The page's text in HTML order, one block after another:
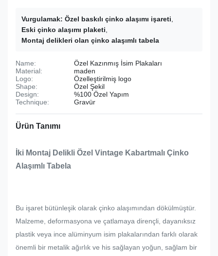
Vurgulamak: Özel baskılı çinko alaşımı işareti
Eski çinko alaşımı plaketi
Montaj delikleri olan çinko alaşımlı tabela
Name:
Özel Kazınmış İsim Plakaları
Material:
maden
Logo:
Özelleştirilmiş logo
Shape:
Özel Şekil
Design:
%100 Özel Yapım
Technique:
Gravür
Ürün Tanımı
İki Montaj Delikli Özel Vintage Kabartmalı Çinko
Alaşımlı Tabela
Bu işaret bütünleşik olarak çinko alaşımından dökülmüştür.
Malzeme, deformasyona ve çatlamaya dirençli, dayanıksız
plastik veya ince alüminyum isim plakalarından farklı olarak
önemli bir metalik ağırlık ve his sağlayan yoğun, sağlam bir